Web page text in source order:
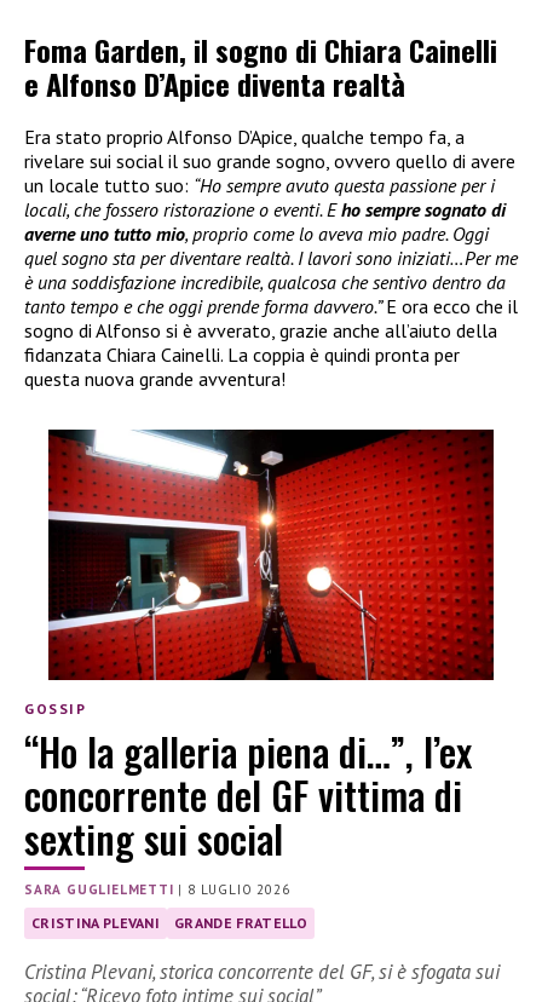
Foma Garden, il sogno di Chiara Cainelli
e Alfonso D’Apice diventa realtà
Era stato proprio Alfonso D’Apice, qualche tempo fa, a
rivelare sui social il suo grande sogno, ovvero quello di avere
un locale tutto suo: “Ho sempre avuto questa passione per i
locali, che fossero ristorazione o eventi. Eho sempre sognato di
averne uno tutto mio, proprio come lo aveva mio padre. Oggi
quel sogno sta per diventare realtà. I lavori sono iniziati…Per me
è una soddisfazione incredibile, qualcosa che sentivo dentro da
tanto tempo e che oggi prende forma davvero.”E ora ecco che il
sogno di Alfonso si è avverato, grazie anche all’aiuto della
fidanzata Chiara Cainelli. La coppia è quindi pronta per
questa nuova grande avventura!
GOSSIP
“Ho la galleria piena di…”, l’ex
concorrente del GF vittima di
sexting sui social
SARA GUGLIELMETTI | 8 LUGLIO 2026
CRISTINA PLEVANI GRANDE FRATELLO
Cristina Plevani, storica concorrente del GF, si è sfogata sui
social: “Ricevo foto intime sui social”